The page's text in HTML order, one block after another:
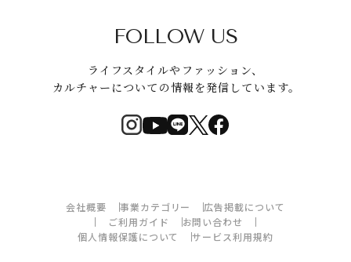
FOLLOW US
ライフスタイルやファッション、
カルチャーについての情報を発信しています。
会社概要 事業カテゴリー
広告掲載について
ご利用ガイド
お問い合わせ
個人情報保護について
サービス利用規約